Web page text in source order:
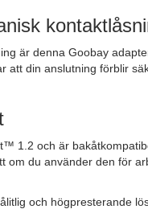
är denna Goobay
att din anslutning förblir
1.2 och är
om du använder den för
och högpresterande